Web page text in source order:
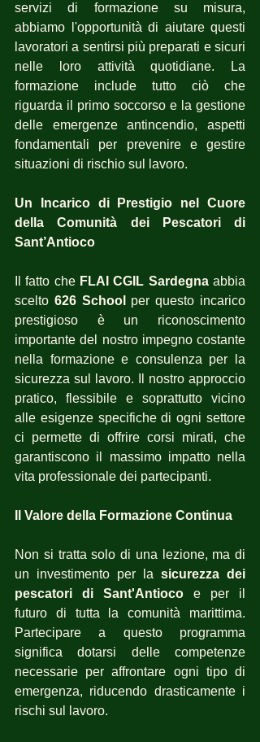
servizi di formazione su misura,
abbiamo l'opportunità di aiutare questi
lavoratori a sentirsi più preparati e sicuri
nelle loro attività quotidiane. La
formazione include tutto ciò che
riguarda il primo soccorso e la gestione
delle emergenze antincendio, aspetti
fondamentali per prevenire e gestire
situazioni di rischio sul lavoro.
Un Incarico di Prestigio nel Cuore
della Comunità dei Pescatori di
Sant’Antioco
Il fatto che FLAI CGIL Sardegna abbia
scelto 626 School
per questo incarico
prestigioso è un riconoscimento
importante del nostro impegno costante
nella formazione e consulenza per la
sicurezza sul lavoro. Il nostro approccio
pratico, flessibile e soprattutto vicino
alle esigenze specifiche di ogni settore
ci permette di offrire corsi mirati, che
garantiscono il massimo impatto nella
vita professionale dei partecipanti.
Il Valore della Formazione Continua
Non si tratta solo di una lezione, ma di
un investimento per la sicurezza dei
pescatori di Sant'Antioco e per il
futuro di tutta la comunità marittima.
Partecipare a questo programma
significa dotarsi delle competenze
necessarie per affrontare ogni tipo di
emergenza, riducendo drasticamente i
rischi sul lavoro.